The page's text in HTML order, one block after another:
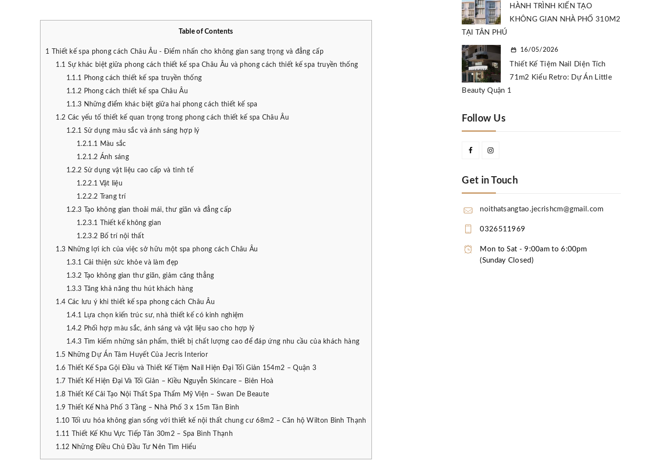
Table of Contents
1 Thiết kế spa phong cách Châu Âu - Điểm nhấn cho không gian sang trọng và đẳng cấp
1.1 Sự khác biệt giữa phong cách thiết kế spa Châu Âu và phong cách thiết kế spa truyền thống
1.1.1 Phong cách thiết kế spa truyền thống
1.1.2 Phong cách thiết kế spa Châu Âu
1.1.3 Những điểm khác biệt giữa hai phong cách thiết kế spa
1.2 Các yếu tố thiết kế quan trọng trong phong cách thiết kế spa Châu Âu
1.2.1 Sử dụng màu sắc và ánh sáng hợp lý
1.2.1.1 Màu sắc
1.2.1.2 Ánh sáng
1.2.2 Sử dụng vật liệu cao cấp và tinh tế
1.2.2.1 Vật liệu
1.2.2.2 Trang trí
1.2.3 Tạo không gian thoải mái, thư giãn và đẳng cấp
1.2.3.1 Thiết kế không gian
1.2.3.2 Bố trí nội thất
1.3 Những lợi ích của việc sở hữu một spa phong cách Châu Âu
1.3.1 Cải thiện sức khỏe và làm đẹp
1.3.2 Tạo không gian thư giãn, giảm căng thẳng
1.3.3 Tăng khả năng thu hút khách hàng
1.4 Các lưu ý khi thiết kế spa phong cách Châu Âu
1.4.1 Lựa chọn kiến trúc sư, nhà thiết kế có kinh nghiệm
1.4.2 Phối hợp màu sắc, ánh sáng và vật liệu sao cho hợp lý
1.4.3 Tìm kiếm những sản phẩm, thiết bị chất lượng cao để đáp ứng nhu cầu của khách hàng
1.5 Những Dự Án Tâm Huyết Của Jecris Interior
1.6 Thiết Kế Spa Gội Đầu và Thiết Kế Tiệm Nail Hiện Đại Tối Giản 154m2 – Quận 3
1.7 Thiết Kế Hiện Đại Và Tối Giản – Kiều Nguyễn Skincare – Biên Hoà
1.8 Thiết Kế Cải Tạo Nội Thất Spa Thẩm Mỹ Viện – Swan De Beaute
1.9 Thiết Kế Nhà Phố 3 Tầng – Nhà Phố 3 x 15m Tân Bình
1.10 Tối ưu hóa không gian sống với thiết kế nội thất chung cư 68m2 – Căn hộ Wilton Bình Thạnh
1.11 Thiết Kế Khu Vực Tiếp Tân 30m2 – Spa Bình Thạnh
1.12 Những Điều Chủ Đầu Tư Nên Tìm Hiểu
HÀNH TRÌNH KIẾN TẠO
KHÔNG GIAN NHÀ PHỐ 310M2
TẠI TÂN PHÚ
16/05/2026
Thiết Kế Tiệm Nail Diện Tích
71m2 Kiểu Retro: Dự Án Little
Beauty Quận 1
Follow Us
Get in Touch
noithatsangtao.jecrishcm@gmail.com
0326511969
Mon to Sat - 9:00am to 6:00pm
(Sunday Closed)